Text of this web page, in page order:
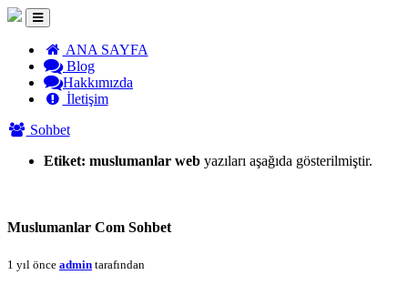
ANA SAYFA
Blog
Hakkımızda
İletişim
Sohbet
Etiket: muslumanlar web yazıları aşağıda gösterilmiştir.
Muslumanlar Com Sohbet
1 yıl önce admin tarafından